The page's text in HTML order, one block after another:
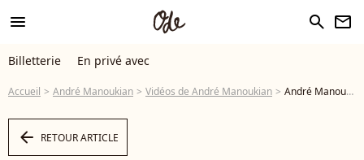
menu search newsletter
Billetterie En privé avec
Accueil André Manoukian Vidéos de André Manoukian André Manoukian : À quoi ressemble sa femme Stéphanie, mère de ses fils Anton et Aris ? - Vidéo
arrow_left RETOUR ARTICLE